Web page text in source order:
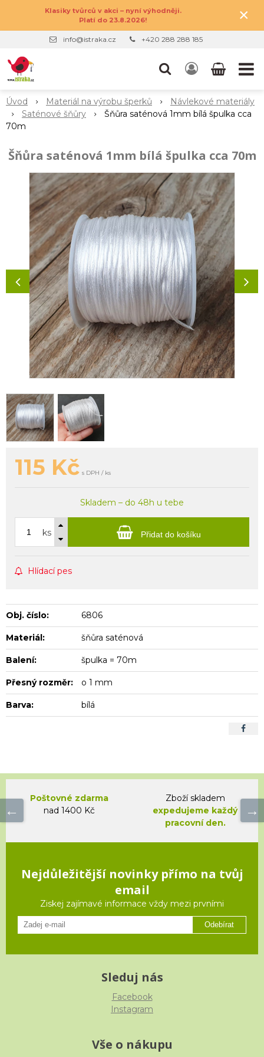
Klasiky tvůrců v akci – nyní výhodněji.
Platí do 23.8.2026!
×
info@istraka.cz +420 288 288 185
Úvod Materiál na výrobu šperků
Návlekové materiály
Saténové šňůry
Šňůra saténová 1mm bílá špulka cca
70m
Šňůra saténová 1mm bílá špulka cca 70m
115 Kč s DPH / ks
Skladem – do 48h u tebe
ks Přidat do košíku
Hlídací pes
Obj. číslo: 6806
Materiál: šňůra saténová
Balení: špulka = 70m
Přesný rozměr: o 1 mm
Barva: bílá
Poštovné zdarma
nad 1400 Kč
Zboží skladem
expedujeme každý
pracovní den.
Nejdůležitější novinky přímo na tvůj
email
Ziskej zajímavé informace vždy mezi prvními
Odebírat
Sleduj nás
Facebook
Instagram
Vše o nákupu